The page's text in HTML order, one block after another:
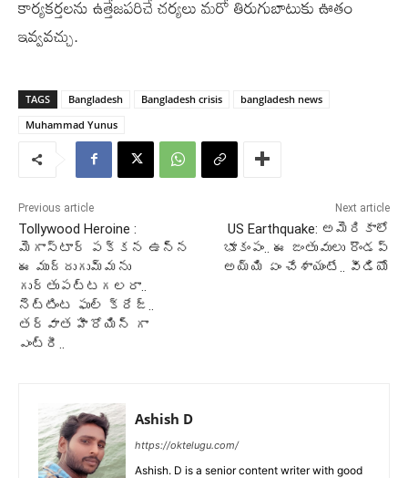
కార్యకర్తలను ఉత్తేజపరిచే చర్యలు మరో తిరుగుబాటుకు ఊతం
ఇవ్వవచ్చు.
TAGS Bangladesh Bangladesh crisis
bangladesh news
Muhammad Yunus
Previous article
Tollywood Heroine :
మెగాస్టార్ పక్కన ఉన్న
ఈ ముద్దుగుమ్మను
గుర్తుపట్టగలరా..
నెట్టింట ఫుల్ క్రేజ్..
తర్వాత హీరోయిన్ గా
ఎంట్రీ..
Next article
US Earthquake: అమెరికాలో
భూకంపం.. ఈ జంతువులు రౌండప్
అయ్యి ఏం చేశాయంటే.. వీడియో
Ashish D
https://oktelugu.com/
Ashish. D is a senior content writer with good